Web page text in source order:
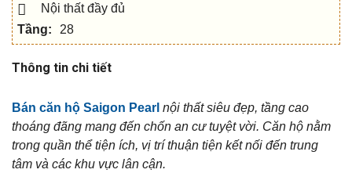
Nội thất đầy đủ
Tầng:
28
Thông tin chi tiết
Bán căn hộ Saigon Pearl nội thất siêu đẹp, tầng cao
thoáng đãng mang đến chốn an cư tuyệt vời. Căn hộ nằm
trong quần thể tiện ích, vị trí thuận tiện kết nối đến trung
tâm và các khu vực lân cận.